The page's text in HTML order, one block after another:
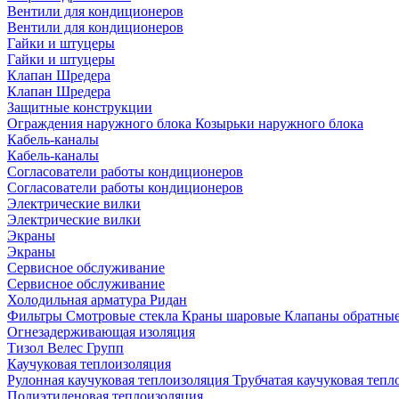
Вентили для кондиционеров
Вентили для кондиционеров
Гайки и штуцеры
Гайки и штуцеры
Клапан Шредера
Клапан Шредера
Защитные конструкции
Ограждения наружного блока Козырьки наружного блока
Кабель-каналы
Кабель-каналы
Согласователи работы кондиционеров
Согласователи работы кондиционеров
Электрические вилки
Электрические вилки
Экраны
Экраны
Сервисное обслуживание
Сервисное обслуживание
Холодильная арматура Ридан
Фильтры Смотровые стекла Краны шаровые Клапаны
Огнезадерживающая изоляция
Тизол Велес Групп
Каучуковая теплоизоляция
Рулонная каучуковая теплоизоляция Трубчатая каучуковая
Полиэтиленовая теплоизоляция